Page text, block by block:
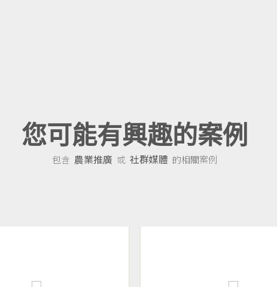
您可能有興趣的案例
包含 農業推廣 或 社群媒體 的相關案例